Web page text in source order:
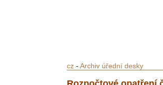
cz- Archiv úřední desky